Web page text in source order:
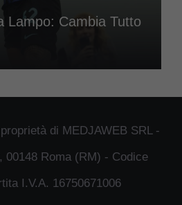
Lampo: Cambia Tutto
di MEDJAWEB SRL -
00148 Roma (RM) - Codice
I.V.A. 16750671006